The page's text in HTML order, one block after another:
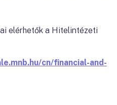
elérhetők a Hitelintézeti
cn/financial-and-